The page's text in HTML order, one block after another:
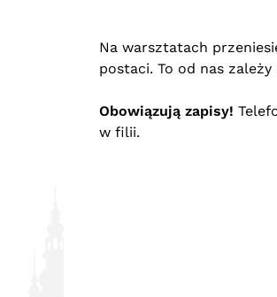
Na warsztatach
postaci. To od nas
Obowiązują zapisy!
w filii.